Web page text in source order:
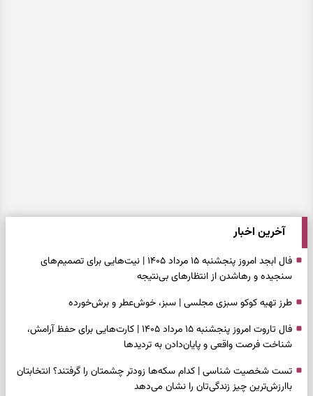
آخرین اخبار
فال ابجد امروز پنجشنبه ۱۵ مرداد ۱۴۰۵ | نیت‌هایی برای تصمیم‌های
سنجیده و رهاشدن از انتظارهای بی‌نتیجه
طرز تهیه کوکو سبزی مجلسی | سبز، خوش‌عطر و برش‌خورده
فال تاروت امروز پنجشنبه ۱۵ مرداد ۱۴۰۵ | کارت‌هایی برای حفظ آرامش،
شناخت فرصت واقعی و پایان‌دادن به تردیدها
تست شخصیت شناسی | کدام سکه‌ها زودتر چشمتان را گرفتند؟ انتخابتان
باارزش‌ترین چیز زندگی‌تان را نشان می‌دهد